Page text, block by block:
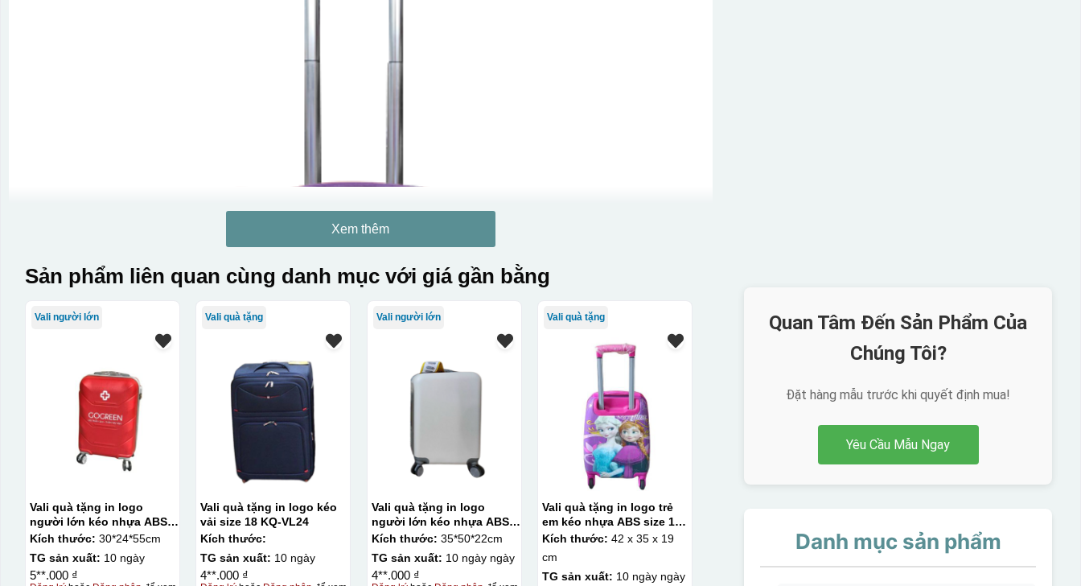
Xem thêm
Sản phẩm liên quan cùng danh mục với giá gần bằng
Vali người lớn
Vali quà tặng in logo
người lớn kéo nhựa ABS
size 20 KQ-VL05
Kích thước: 30*24*55cm
TG sản xuất: 10 ngày
5**.000 ₫
Vali quà tặng
Vali quà tặng in logo kéo
vải size 18 KQ-VL24
Kích thước:
TG sản xuất: 10 ngày
4**.000 ₫
Vali người lớn
Vali quà tặng in logo
người lớn kéo nhựa ABS
size 20 KQ-VL04
Kích thước: 35*50*22cm
TG sản xuất: 10 ngày ngày
4**.000 ₫
Vali quà tặng
Vali quà tặng in logo trẻ
em kéo nhựa ABS size 18
KQ-VL15
Kích thước: 42 x 35 x 19
cm
TG sản xuất: 10 ngày ngày
Quan Tâm Đến Sản Phẩm Của
Chúng Tôi?
Đặt hàng mẫu trước khi quyết định mua!
Yêu Cầu Mẫu Ngay
Danh mục sản phẩm